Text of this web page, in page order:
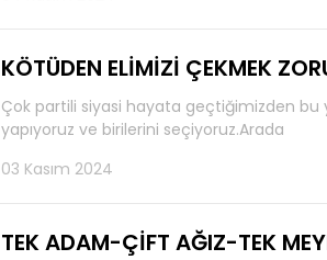
KÖTÜDEN ELİMİZİ ÇEKMEK
Çok partili siyasi hayata geçtiğimizden bu
yapıyoruz ve birilerini seçiyoruz.Arada
03 Kasım 2024
TEK ADAM-ÇİFT AĞIZ-TEK